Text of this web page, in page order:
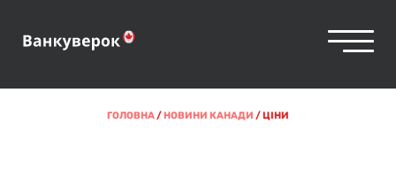
ГОЛОВНА/НОВИНИ КАНАДИ /ЦІНИ